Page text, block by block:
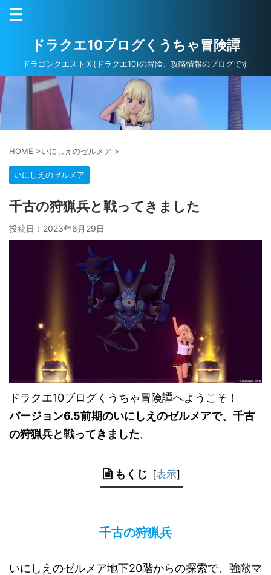
ドラクエ10ブログくうちゃ冒険譚
ドラゴンクエストＸ(ドラクエ10)の冒険、攻略情報のブログです
HOME >いにしえのゼルメア >
いにしえのゼルメア
千古の狩猟兵と戦ってきました
投稿日： 2023年6月29日
ドラクエ10ブログくうちゃ冒険譚へようこそ！
バージョン6.5前期のいにしえのゼルメアで、千古
の狩猟兵と戦ってきました。
もくじ [表示]
千古の狩猟兵
いにしえのゼルメア地下20階からの探索で、強敵マ